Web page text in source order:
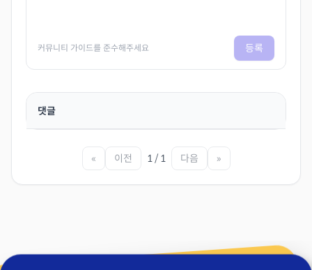
커뮤니티 가이드를 준수해주세요 등록
댓글
« 이전 1 / 1 다음 »